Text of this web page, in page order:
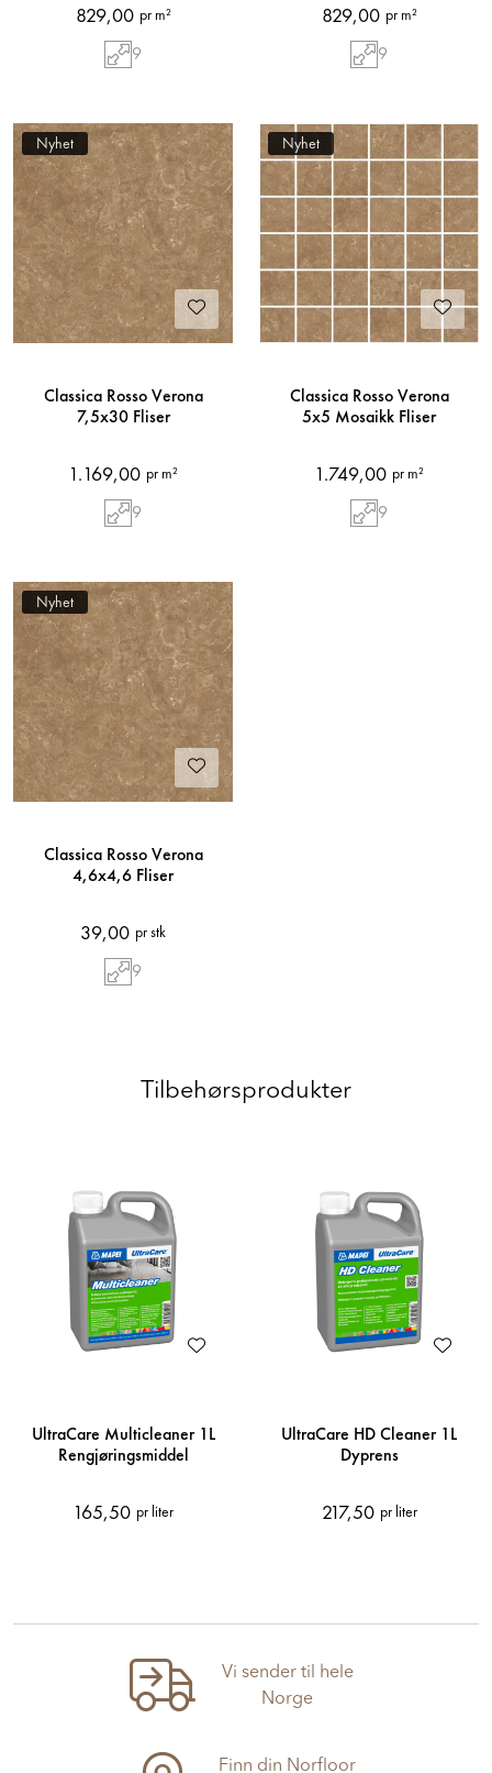
829,00 pr m²
9
829,00 pr m²
9
Nyhet
Classica Rosso Verona
7,5x30 Fliser
1.169,00 pr m²
9
Nyhet
Classica Rosso Verona
5x5 Mosaikk Fliser
1.749,00 pr m²
9
Nyhet
Classica Rosso Verona
4,6x4,6 Fliser
39,00 pr stk
9
Tilbehørsprodukter
UltraCare Multicleaner 1L
Rengjøringsmiddel
165,50 pr liter
UltraCare HD Cleaner 1L
Dyprens
217,50 pr liter
Vi sender til hele
Norge
Finn din Norfloor